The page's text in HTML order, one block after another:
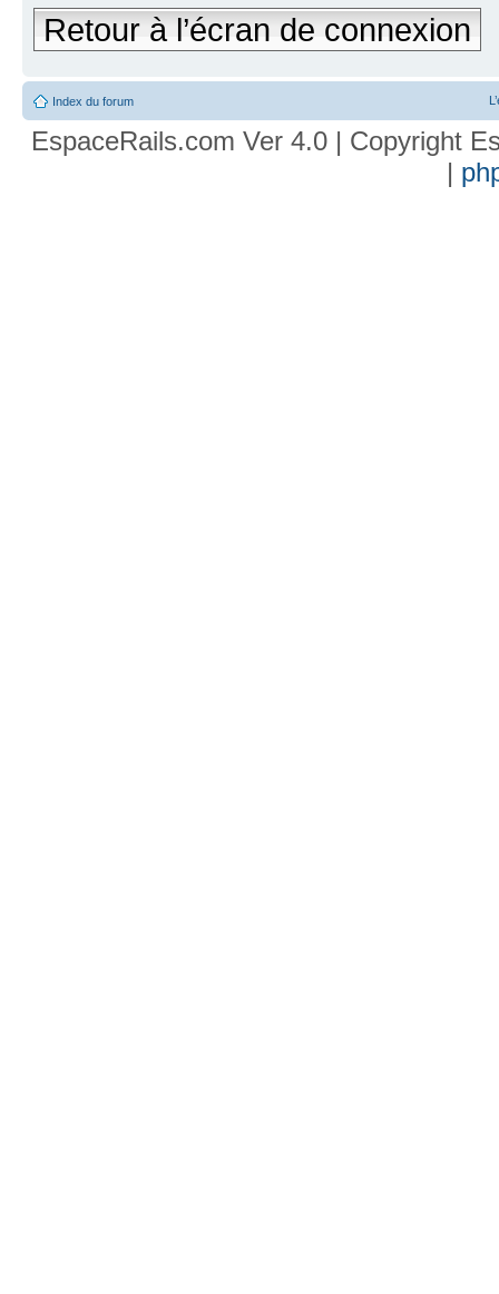
Retour à l’écran de connexion
Index du forum
EspaceRails.com Ver 4.0 | Copyright
|